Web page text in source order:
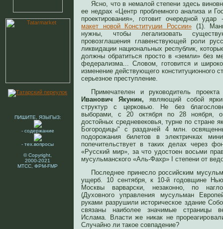
ПИШИТЕ, ЯЗЫГЫЗ:
- содержание
- тех.вопросы
© Copyright,
2000-2021
МТСС, ФРМ-FMP
Ясно, что в немалой степени здесь
ее недрах «Центр проблемного анализа и
проектирования», готовит очередной
макет новой Конституции России»(1).
нужны, чтобы легализовать
провозглашения главенствующей роли
ликвидации национальных республик,
должны обратиться просто в «земли» без
федерализма... Словом, готовится и широко
изменение действующего конституционного
серьезное преступление.
Примечателен и руководитель
Иванович Якунин, являющий собой
структур с церковью. Не без
выборами, с 20 октября по 28 ноября,
достойных средневековья, турне по стране
Богородицы" с раздачей 4 млн.
подорожания билетов в электричках
попечительствует в таких делах через
«Русский мир», за что удостоен восьми
мусульманского «Аль-Фахр» I степени от
Последнее принесло российским
ущерб. 10 сентября, к 10-й годовщине
Москвы варварски, незаконно, по
(Духовного управления мусульман
руками разрушили историческое здание
связаны наиболее значимые страницы
Ислама. Власти же никак не
Случайно ли такое совпадение?